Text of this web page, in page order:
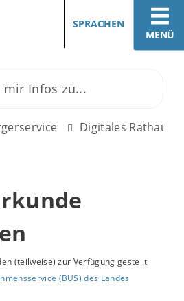
MENÜ
SPRACHEN
Digitales Rathaus
(teilweise) zur Verfügung gestellt
(BUS) des Landes